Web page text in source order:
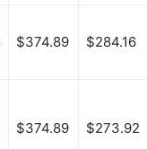
$374.89 $284.16
$374.89 $273.92